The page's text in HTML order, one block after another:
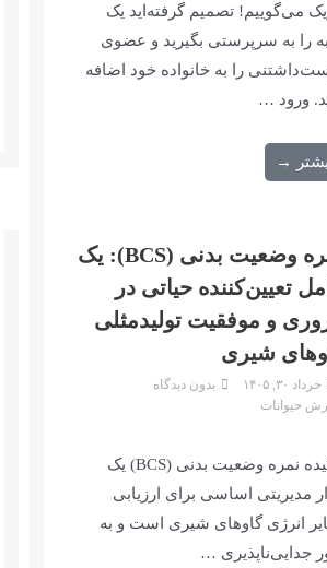
می‌گوییم! تصمیم گرفته‌اید یک
را به سرپرستی بگیرید و عضوی
را به خانواده خود اضافه
ورود …
→
نمره وضعیت بدنی (BCS): یک
تعیین‌کننده حیاتی در
و موفقیت تولیدمثلی
شیری
خرداد ۳۰, ۱۴۰۵
بدون دیدگاه
حیوانات
چکیده نمره وضعیت بدنی (BCS) یک
مدیریتی اساسی برای ارزیابی
انرژی گاوهای شیری است و به
جدایی‌ناپذیری …